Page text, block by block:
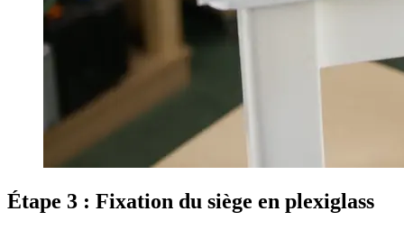
Étape 3 : Fixation du siège en plexiglass